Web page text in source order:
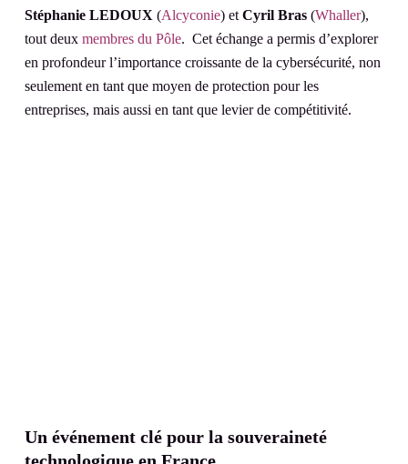
Stéphanie LEDOUX (Alcyconie) et Cyril Bras(Whaller),
tout deux membres du Pôle. Cet échange a permis d’explorer
en profondeur l’importance croissante de la cybersécurité, non
seulement en tant que moyen de protection pour les
entreprises, mais aussi en tant que levier de compétitivité.
Un événement clé pour la souveraineté